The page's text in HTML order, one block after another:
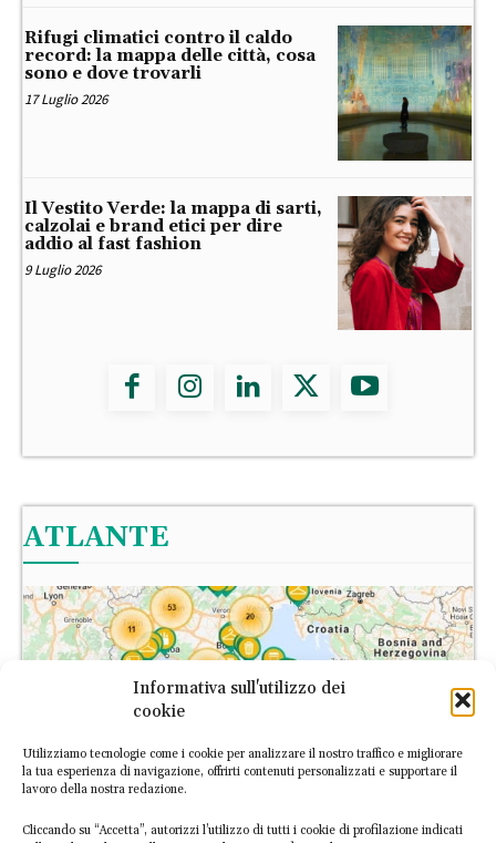
Informativa sull'utilizzo dei
cookie
Utilizziamo tecnologie come i cookie per analizzare il nostro traffico e migliorare
la tua esperienza di navigazione, offrirti contenuti personalizzati e supportare il
lavoro della nostra redazione.
Cliccando su “Accetta”, autorizzi l’utilizzo di tutti i cookie di profilazione indicati
Rifugi climatici contro il caldo
record: la mappa delle città, cosa
sono e dove trovarli
17 Luglio 2026
Il Vestito Verde: la mappa di sarti,
calzolai e brand etici per dire
addio al fast fashion
9 Luglio 2026
ATLANTE